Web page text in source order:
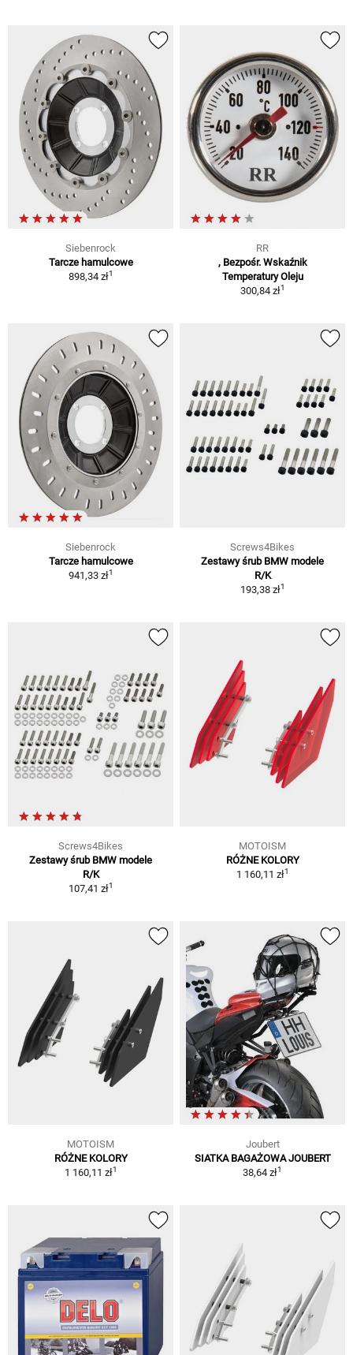
Siebenrock
Tarcze hamulcowe
898,34 zł1
RR
, Bezpośr. Wskaźnik
Temperatury Oleju
300,84 zł1
Siebenrock
Tarcze hamulcowe
941,33 zł1
Screws4Bikes
Zestawy śrub BMW modele
R/K
193,38 zł1
Screws4Bikes
Zestawy śrub BMW modele
R/K
107,41 zł1
MOTOISM
RÓŻNE KOLORY
1 160,11 zł1
MOTOISM
RÓŻNE KOLORY
1 160,11 zł1
Joubert
SIATKA BAGAŻOWA JOUBERT
38,64 zł1